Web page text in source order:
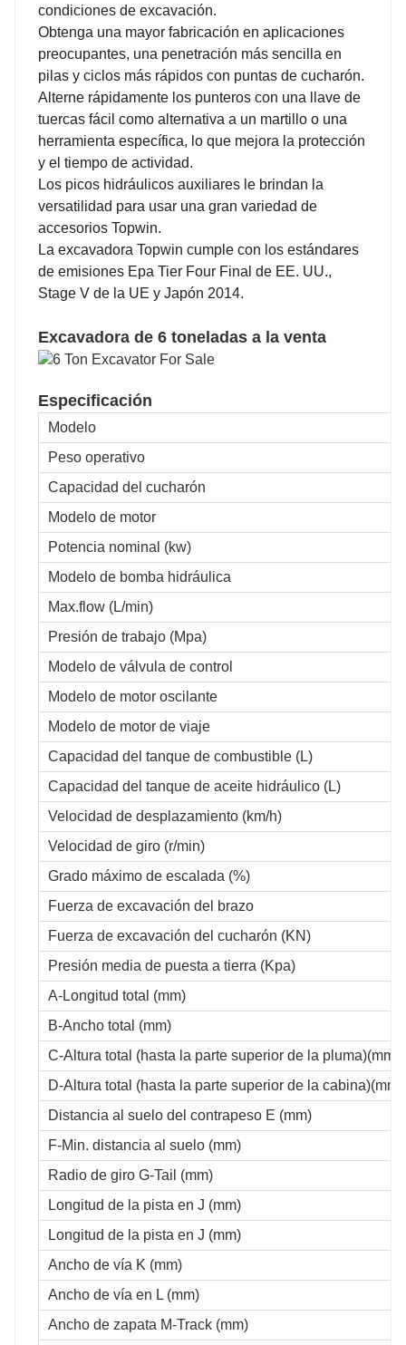
condiciones de excavación.
Obtenga una mayor fabricación en aplicaciones
preocupantes, una penetración más sencilla en
pilas y ciclos más rápidos con puntas de cucharón.
Alterne rápidamente los punteros con una llave de
tuercas fácil como alternativa a un martillo o una
herramienta específica, lo que mejora la protección
y el tiempo de actividad.
Los picos hidráulicos auxiliares le brindan la
versatilidad para usar una gran variedad de
accesorios Topwin.
La excavadora Topwin cumple con los estándares
de emisiones Epa Tier Four Final de EE. UU.,
Stage V de la UE y Japón 2014.
Excavadora de 6 toneladas a la venta
Especificación
Modelo
Peso operativo
Capacidad del cucharón
Modelo de motor
Potencia nominal (kw)
Modelo de bomba hidráulica
Max.flow (L/min)
Presión de trabajo (Mpa)
Modelo de válvula de control
Modelo de motor oscilante
Modelo de motor de viaje
Capacidad del tanque de combustible (L)
Capacidad del tanque de aceite hidráulico (L)
Velocidad de desplazamiento (km/h)
Velocidad de giro (r/min)
Grado máximo de escalada (%)
Fuerza de excavación del brazo
Fuerza de excavación del cucharón (KN)
Presión media de puesta a tierra (Kpa)
A-Longitud total (mm)
B-Ancho total (mm)
C-Altura total (hasta la parte superior de la pluma)(mm)
D-Altura total (hasta la parte superior de la cabina)(mm)
Distancia al suelo del contrapeso E (mm)
F-Min. distancia al suelo (mm)
Radio de giro G-Tail (mm)
Longitud de la pista en J (mm)
Longitud de la pista en J (mm)
Ancho de vía K (mm)
Ancho de vía en L (mm)
Ancho de zapata M-Track (mm)